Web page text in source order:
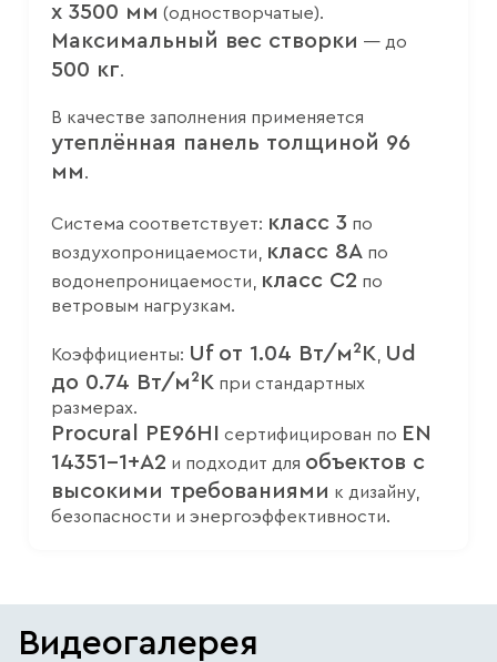
x 3500 мм (одностворчатые).
Максимальный вес створки — до
500 кг.
В качестве заполнения применяется
утеплённая панель толщиной 96
мм.
Система соответствует: класс 3 по
воздухопроницаемости,
класс 8A по
водонепроницаемости,
класс C2 по
ветровым нагрузкам.
Коэффициенты: Uf от 1.04 Вт/м²K Ud
до 0.74 Вт/м²K при стандартных
размерах.
Procural PE96HI сертифицирован по EN
14351-1+A2 и подходит для объектов с
высокими требованиями к дизайну,
безопасности и энергоэффективности.
Видеогалерея